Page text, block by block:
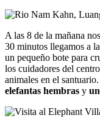
A las 8 de la mañana
30 minutos llegamos a
un pequeño bote para
los cuidadores del
animales en el
elefantas hembras y